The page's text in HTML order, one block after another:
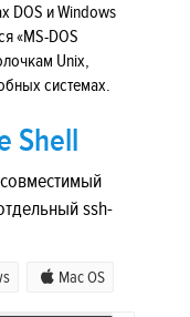
DOS и Windows
«MS-DOS
Unix,
системах.
Shell
ssh-
Mac OS